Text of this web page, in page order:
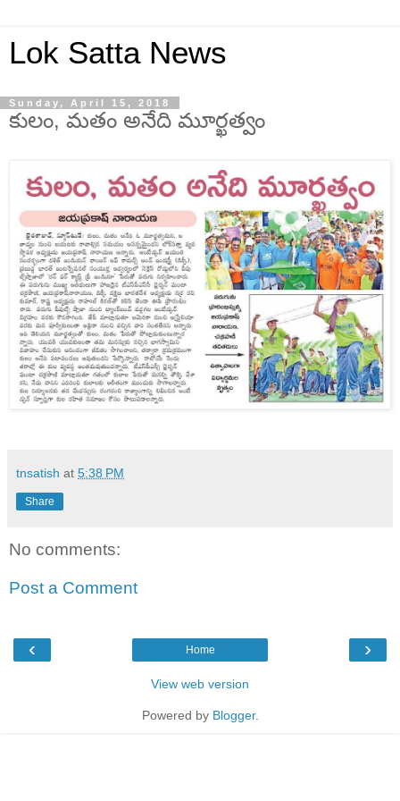
Lok Satta News
Sunday, April 15, 2018
కులం, మతం అనేది మూర్ఖత్వం
tnsatish at 5:38 PM
Share
No comments:
Post a Comment
‹ ›
Home
View web version
Powered by Blogger.